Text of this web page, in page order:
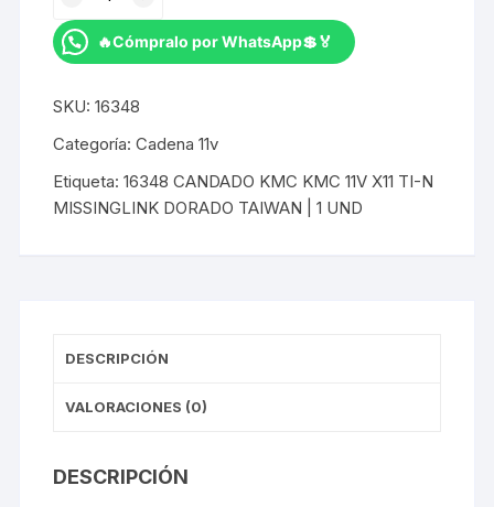
KMC 11V
X11
N
MISSINGLINK
TAIWAN
|
🔥Cómpralo por WhatsApp💲🏅
SKU:16348
Categoría:Cadena 11v
Etiqueta:16348 CANDADO KMC KMC 11V X11 TI-N
MISSINGLINK DORADO TAIWAN | 1 UND
DESCRIPCIÓN
VALORACIONES (0)
DESCRIPCIÓN